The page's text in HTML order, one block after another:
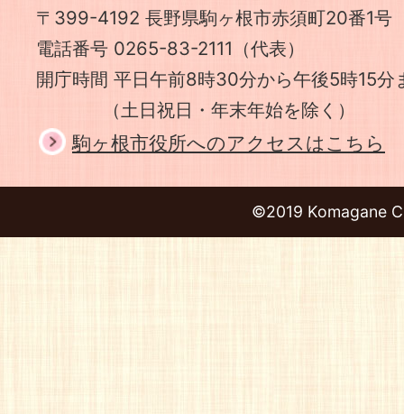
〒399-4192 長野県駒ヶ根市赤須町20番1号
電話番号 0265-83-2111（代表）
開庁時間 平日午前8時30分から午後5時15分
（土日祝日・年末年始を除く）
駒ヶ根市役所へのアクセスはこちら
©2019 Komagane